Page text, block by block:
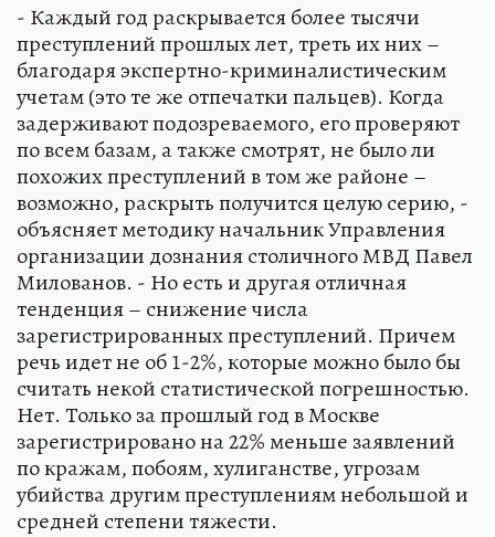
- Каждый год раскрывается более тысячи
преступлений прошлых лет, треть их них –
благодаря экспертно-криминалистическим
учетам (это те же отпечатки пальцев). Когда
задерживают подозреваемого, его проверяют
по всем базам, а также смотрят, не было ли
похожих преступлений в том же районе –
возможно, раскрыть получится целую серию, -
объясняет методику начальник Управления
организации дознания столичного МВД Павел
Милованов. - Но есть и другая отличная
тенденция – снижение числа
зарегистрированных преступлений. Причем
речь идет не об 1-2%, которые можно было бы
считать некой статистической погрешностью.
Нет. Только за прошлый год в Москве
зарегистрировано на 22% меньше заявлений
по кражам, побоям, хулиганстве, угрозам
убийства другим преступлениям небольшой и
средней степени тяжести.